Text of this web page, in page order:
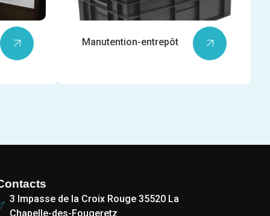
Manutention-entrepôt
3 Impasse de la Croix Rouge 35520 La
Chapelle-des-Fougeretz